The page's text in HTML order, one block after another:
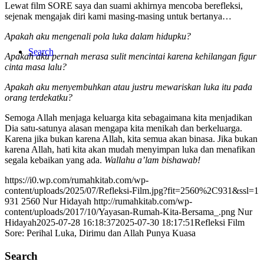
Search
Lewat film SORE saya dan suami akhirnya mencoba berefleksi,
sejenak mengajak diri kami masing-masing untuk bertanya…
Apakah aku mengenali pola luka dalam hidupku?
Apakah aku pernah merasa sulit mencintai karena kehilangan figur
cinta masa lalu?
Apakah aku menyembuhkan atau justru mewariskan luka itu pada
orang terdekatku?
Semoga Allah menjaga keluarga kita sebagaimana kita menjadikan
Dia satu-satunya alasan mengapa kita menikah dan berkeluarga.
Karena jika bukan karena Allah, kita semua akan binasa. Jika bukan
karena Allah, hati kita akan mudah menyimpan luka dan menafikan
segala kebaikan yang ada. Wallahu a’lam bishawab!
https://i0.wp.com/rumahkitab.com/wp-
content/uploads/2025/07/Refleksi-Film.jpg?fit=2560%2C931&ssl=1
931 2560 Nur Hidayah http://rumahkitab.com/wp-
content/uploads/2017/10/Yayasan-Rumah-Kita-Bersama_.png Nur
Hidayah2025-07-28 16:18:372025-07-30 18:17:51Refleksi Film
Sore: Perihal Luka, Dirimu dan Allah Punya Kuasa
Search